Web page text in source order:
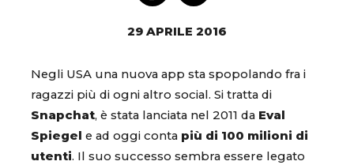
29 APRILE 2016
Negli USA una nuova app sta spopolando fra i
ragazzi più di ogni altro social. Si tratta di
Snapchat, è stata lanciata nel 2011 da Eval
Spiegel e ad oggi conta più di 100 milioni di
utenti. Il suo successo sembra essere legato